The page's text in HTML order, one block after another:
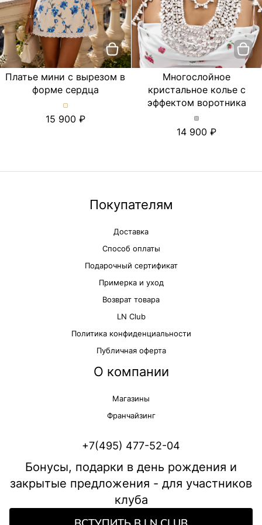
Платье мини с вырезом в
форме сердца
Платье
мини
Молочный
15 900
Многослойное
кристальное колье с
эффектом воротника
Многослойное
кристальное
14 900
Покупателям
Доставка
Способ оплаты
Подарочный сертификат
Примерка и уход
Возврат товара
LN Club
Политика конфиденциальности
Публичная оферта
О компании
Магазины
Франчайзинг
+7(495) 477-52-04
Бонусы, подарки в день рождения и
закрытые предложения - для участников
клуба